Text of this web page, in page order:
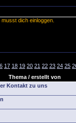
musst dich einloggen.
17 18 19 20 21 22 23 24 25
Thema / erstellt von
Kontakt zu uns